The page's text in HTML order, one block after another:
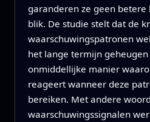
garanderen ze geen
blik. De studie stelt dat de
waarschuwingspatronen
het lange termijn
onmiddellijke manier
reageert wanneer deze
bereiken. Met andere
waarschuwingssignalen